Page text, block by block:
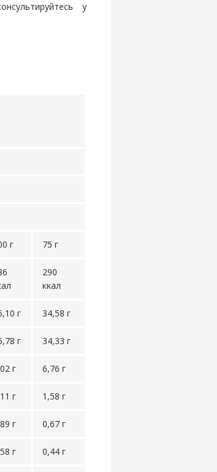
у
г 75 г
290
ккал
г 34,58 г
г 34,33 г
г 6,76 г
г 1,58 г
г 0,67 г
г 0,44 г